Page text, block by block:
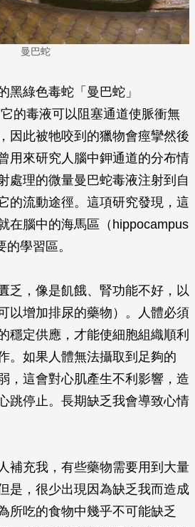
曼巴蛇
黑綠色毒蛇「曼巴蛇」
的毒液可以阻塞通道使脈衝無
因此被牠咬到的獵物會痙攣然後
用來研究人腦中鉀通道的分布情
處理的微量曼巴蛇毒液注射到自
的流動途徑。這項研究發現，這
在腦中的海馬區（hippocampus
學習區。
乏，像是飢餓、腎功能不好，以
以增加排尿的藥物）。人體必須
穩定供應，才能使細胞組織順利
。如果人體無法攝取到足夠的
，這會對心肌產生不利影響，造
跳停止。長期缺乏我會導致心情
補充我，有些藥物需要用到大量
是，很少出現因為缺乏我而造成
所吃的食物中幾乎不可能缺乏